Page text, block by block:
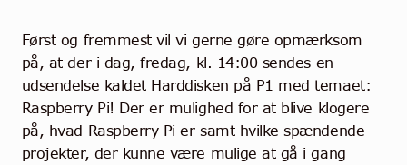
Først og fremmest vil vi gerne gøre opmærksom
på, at der i dag, fredag, kl. 14:00 sendes en
udsendelse kaldet Harddisken på P1 med temaet:
Raspberry Pi! Der er mulighed for at blive klogere
på, hvad Raspberry Pi er samt hvilke spændende
projekter, der kunne være mulige at gå i gang